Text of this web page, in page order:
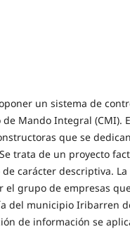
un sistema de
Mando Integral (CMI).
que se
trata de un proyecto
carácter descriptiva.
el grupo de empresas
del municipio Iribarren
de información se